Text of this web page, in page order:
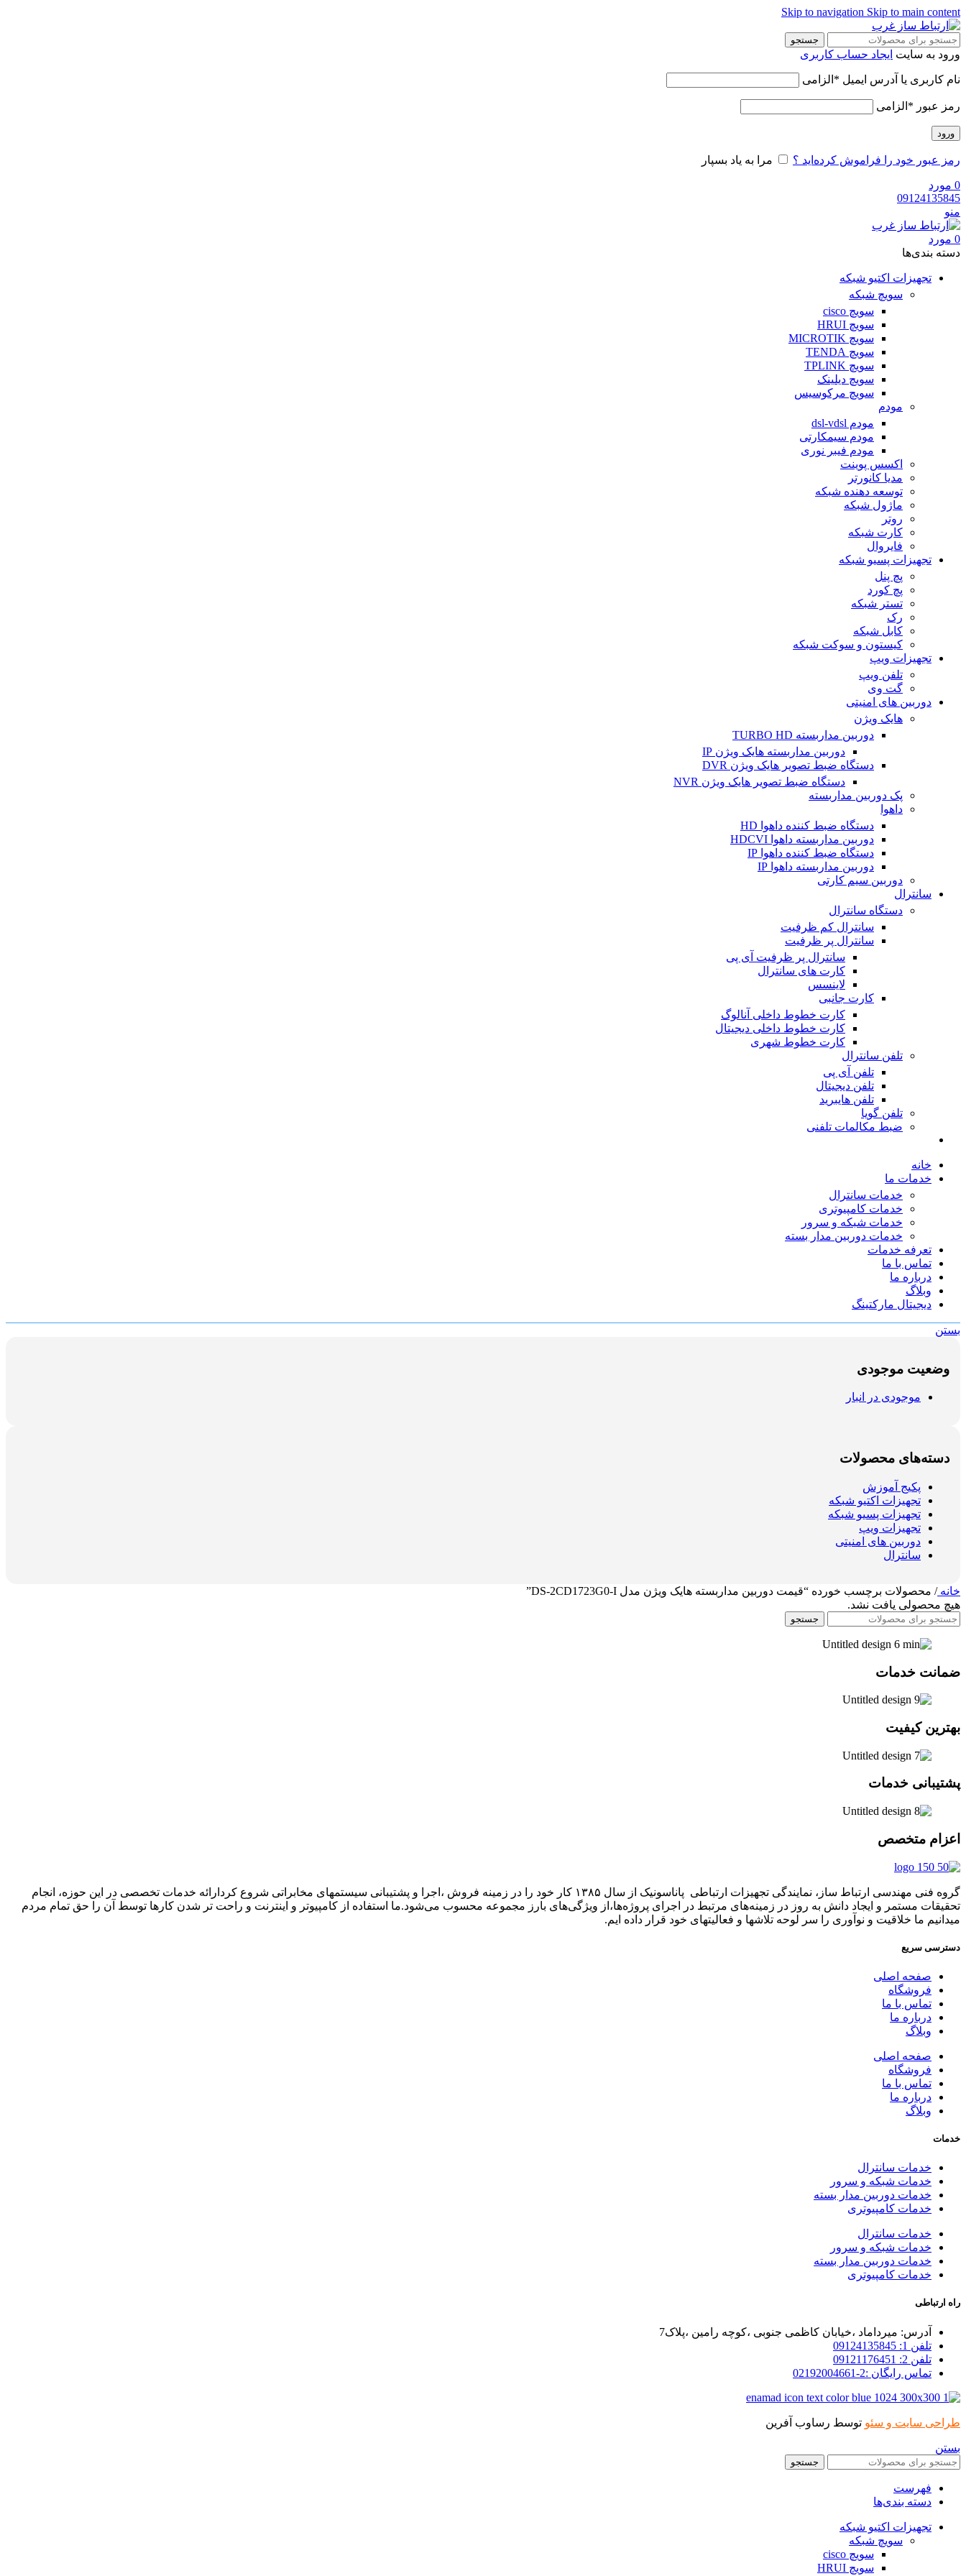
Skip to navigation Skip to main content
جستجو
ورود به سایت ایجاد حساب کاربری
نام کاربری یا آدرس ایمیل * الزامی
رمز عبور * الزامی
ورود
رمز عبور خود را فراموش کرده‌اید ؟ مرا به یاد بسپار
0 مورد
09124135845
منو
0 مورد
دسته‌ بندی‌ها
تجهیزات اکتیو شبکه
سویچ شبکه
سویچ cisco
سویچ HRUI
سویچ MICROTIK
سویچ TENDA
سویچ TPLINK
سویچ دیلینک
سویچ مرکوسیس
مودم
مودم dsl-vdsl
مودم سیمکارتی
مودم فیبر نوری
اکسس پوینت
مدیا کانورتر
توسعه دهنده شبکه
ماژول شبکه
روتر
کارت شبکه
فایروال
تجهیزات پسیو شبکه
پچ پنل
پچ کورد
تستر شبکه
رک
کابل شبکه
کیستون و سوکت شبکه
تجهیزات ویپ
تلفن ویپ
گت وی
دوربین های امنیتی
هایک ویژن
دوربین مداربسته TURBO HD
دوربین مداربسته هایک ویژن IP
دستگاه ضبط تصویر هایک ویژن DVR
دستگاه ضبط تصویر هایک ویژن NVR
پک دوربین مداربسته
داهوا
دستگاه ضبط کننده داهوا HD
دوربین مداربسته داهوا HDCVI
دستگاه ضبط کننده داهوا IP
دوربین مداربسته داهوا IP
دوربین سیم کارتی
سانترال
دستگاه سانترال
سانترال کم ظرفیت
سانترال پر ظرفیت
سانترال پر ظرفیت آی پی
کارت های سانترال
لاینسس
کارت جانبی
کارت خطوط داخلی آنالوگ
کارت خطوط داخلی دیجیتال
کارت خطوط شهری
تلفن سانترال
تلفن آی پی
تلفن دیجیتال
تلفن هایبرید
تلفن گویا
ضبط مکالمات تلفنی
خانه
خدمات ما
خدمات سانترال
خدمات کامپیوتری
خدمات شبکه و سرور
خدمات دوربین مدار بسته
تعرفه خدمات
تماس با ما
درباره ما
وبلاگ
دیجیتال مارکتینگ
بستن
وضعیت موجودی
موجودی در انبار
دسته‌های محصولات
پکیج آموزش
تجهیزات اکتیو شبکه
تجهیزات پسیو شبکه
تجهیزات ویپ
دوربین های امنیتی
سانترال
خانه/ محصولات برچسب خورده “قیمت دوربین مداربسته هایک ویژن مدل DS-2CD1723G0-I”
هیچ محصولی یافت نشد.
جستجو
ضمانت خدمات
بهترین کیفیت
پشتیبانی خدمات
اعزام متخصص
گروه فنی مهندسی ارتباط ساز، نمایندگی تجهیزات ارتباطی پاناسونیک از سال ۱۳۸۵ کار خود را در زمینه فروش ،اجرا و پشتیبانی سیستمهای مخابراتی شروع کردارائه خدمات تخصصی در این حوزه، انجام
تحقیقات مستمر و ایجاد دانش به‌ روز در زمینه‌های مرتبط در اجرای پروژه‌ها،از ویژگی‌های بارز مجموعه محسوب می‌شود.ما استفاده از کامپیوتر و اینترنت و راحت تر شدن کارها توسط آن را حق تمام مردم
میدانیم ما خلاقیت و نوآوری را سر لوحه تلاشها و فعالیتهای خود قرار داده ایم.
دسترسی سریع
صفحه اصلی
فروشگاه
تماس با ما
درباره ما
وبلاگ
صفحه اصلی
فروشگاه
تماس با ما
درباره ما
وبلاگ
خدمات
خدمات سانترال
خدمات شبکه و سرور
خدمات دوربین مدار بسته
خدمات کامپیوتری
خدمات سانترال
خدمات شبکه و سرور
خدمات دوربین مدار بسته
خدمات کامپیوتری
راه ارتباطی
آدرس: میرداماد ،خیابان کاظمی جنوبی ،کوچه رامین ،پلاک7
تلفن 1: 09124135845
تلفن 2: 09121176451
تماس رایگان :2-02192004661
طراحی سایت و سئو توسط رساوب آفرین
بستن
جستجو
فهرست
دسته بندی‌ها
تجهیزات اکتیو شبکه
سویچ شبکه
سویچ cisco
سویچ HRUI